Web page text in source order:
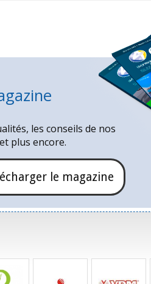
les conseils de nos
plus encore.
le magazine